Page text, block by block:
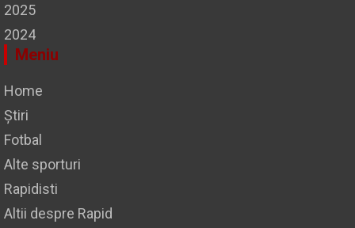
2025
2024
Meniu
Home
Știri
Fotbal
Alte sporturi
Rapidisti
Altii despre Rapid